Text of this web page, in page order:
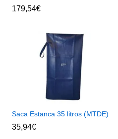
179,54€
Saca Estanca 35 litros (MTDE)
35,94€